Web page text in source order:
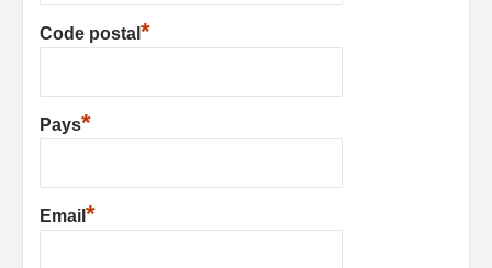
Code postal *
Pays*
Email *